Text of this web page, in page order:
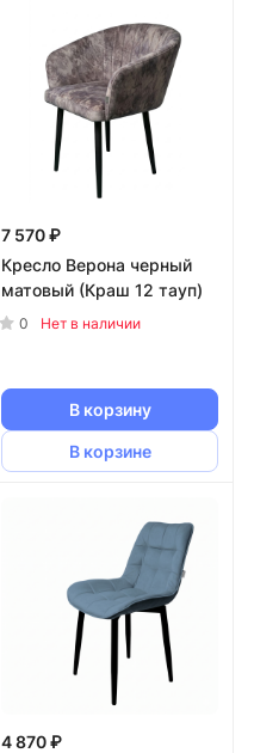
7 570 ₽
Кресло Верона черный
матовый (Краш 12 тауп)
0 Нет в наличии
В корзину
В корзине
4 870 ₽